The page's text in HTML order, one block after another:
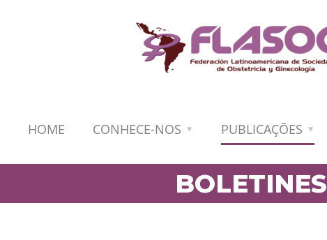
HOME CONHECE-NOS PUBLICAÇÕES
BOLETINES